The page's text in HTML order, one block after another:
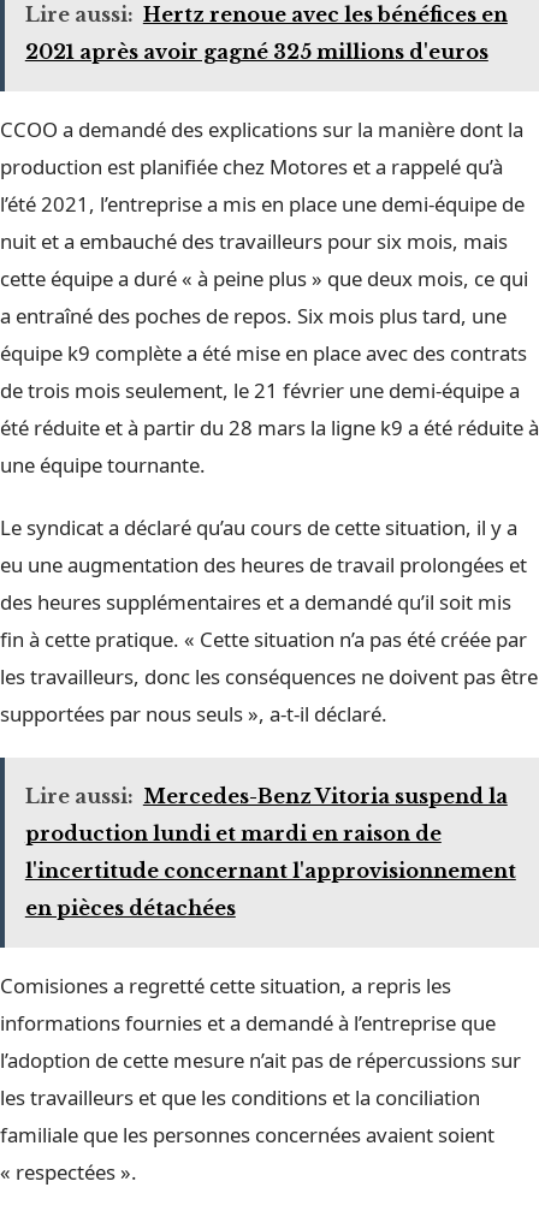
Lire aussi: Hertz renoue avec les bénéfices en
2021 après avoir gagné 325 millions d'euros
CCOO a demandé des explications sur la manière dont la
production est planifiée chez Motores et a rappelé qu’à
l’été 2021, l’entreprise a mis en place une demi-équipe de
nuit et a embauché des travailleurs pour six mois, mais
cette équipe a duré « à peine plus » que deux mois, ce qui
a entraîné des poches de repos. Six mois plus tard, une
équipe k9 complète a été mise en place avec des contrats
de trois mois seulement, le 21 février une demi-équipe a
été réduite et à partir du 28 mars la ligne k9 a été réduite à
une équipe tournante.
Le syndicat a déclaré qu’au cours de cette situation, il y a
eu une augmentation des heures de travail prolongées et
des heures supplémentaires et a demandé qu’il soit mis
fin à cette pratique. « Cette situation n’a pas été créée par
les travailleurs, donc les conséquences ne doivent pas être
supportées par nous seuls », a-t-il déclaré.
Lire aussi: Mercedes-Benz Vitoria suspend la
production lundi et mardi en raison de
l'incertitude concernant l'approvisionnement
en pièces détachées
Comisiones a regretté cette situation, a repris les
informations fournies et a demandé à l’entreprise que
l’adoption de cette mesure n’ait pas de répercussions sur
les travailleurs et que les conditions et la conciliation
familiale que les personnes concernées avaient soient
« respectées ».